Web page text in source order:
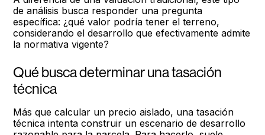
de análisis busca responder una pregunta
específica: ¿qué valor podría tener el terreno,
considerando el desarrollo que efectivamente admite
la normativa vigente?
Qué busca determinar una tasación
técnica
Más que calcular un precio aislado, una tasación
técnica intenta construir un escenario de desarrollo